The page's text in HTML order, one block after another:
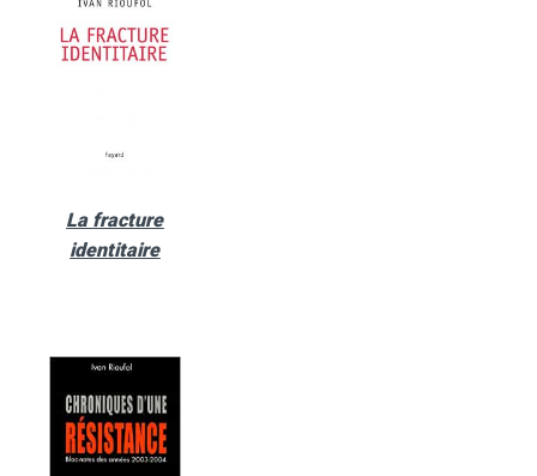
La fracture
identitaire